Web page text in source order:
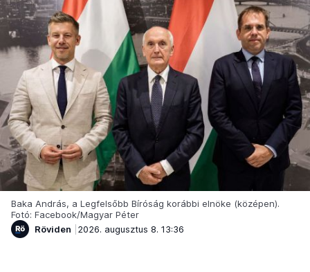
Baka András, a Legfelsőbb Bíróság korábbi elnöke (középen).
Fotó: Facebook/Magyar Péter
Röviden
2026. augusztus 8. 13:36